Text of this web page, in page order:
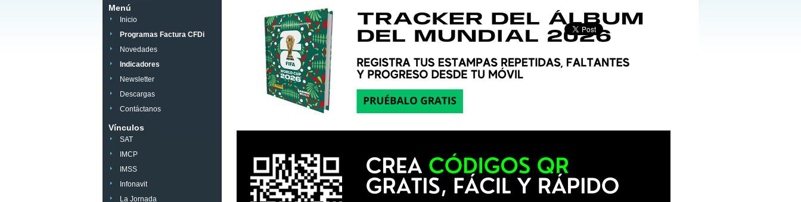
Menú
Inicio
Programas Factura CFDi
Novedades
Indicadores
Newsletter
Descargas
Contáctanos
Vínculos
SAT
IMCP
IMSS
Infonavit
La Jornada